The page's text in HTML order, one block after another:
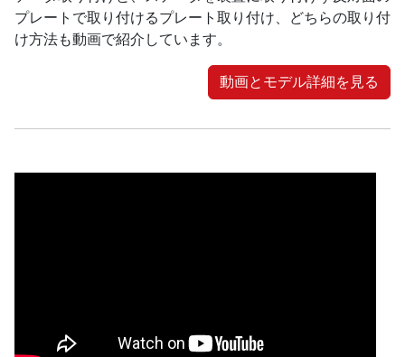
プレートで取り付けるプレート取り付け、どちらの取り付
け方法も動画で紹介しています。
動画とモデル詳細を見る